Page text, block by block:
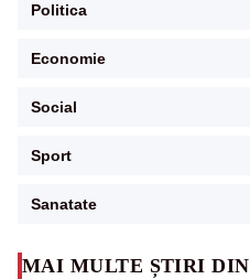
MAI MULTE ȘTIRI DIN
Politica
Economie
Social
Sport
Sanatate